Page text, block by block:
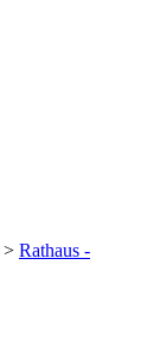
> Rathaus -